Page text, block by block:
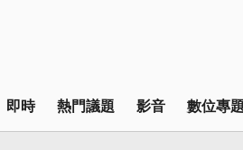
即時 熱門議題 影音 數位專題